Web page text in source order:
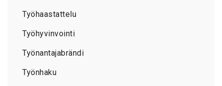
Työhaastattelu
Työhyvinvointi
Työnantajabrändi
Työnhaku